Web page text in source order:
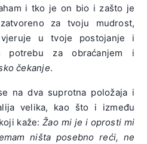
i tko je on bio i zašto je
za tvoju mudrost,
u tvoje postojanje i
potrebu za obraćanjem i
čekanje.
na dva suprotna položaja i
velika, kao što i između
kaže:Žao mi je i oprosti mi
ništa posebno reći, ne